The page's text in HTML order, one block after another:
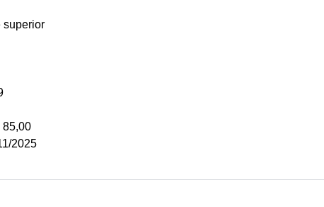
superior
85,00
2025